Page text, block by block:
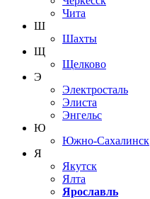
Чита
Ш
Шахты
Щ
Щелково
Э
Электросталь
Элиста
Энгельс
Ю
Южно-Сахалинск
Я
Якутск
Ялта
Ярославль